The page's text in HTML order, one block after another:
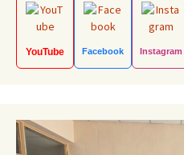
YouTube Facebook Instagram